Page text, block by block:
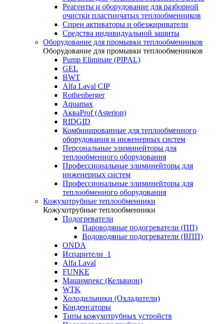
Реагенты и оборудование для разборной
очистки пластинчатых теплообменников
Спреи активаторы и обезжириватели
Средства индивидуальной защиты
Оборудование для промывки теплообменников
Оборудование для промывки теплообменников
Pump Eliminate (PIPAL)
GEL
BWT
Alfa Laval CIP
Rothenberger
Aquamax
АкваProf (Asterion)
RIDGID
Комбинированные для теплообменного
оборудования и инженерных систем
Персональные элиминейторы для
теплообменного оборудования
Профессиональные элиминейторы для
инженерных систем
Профессиональные элиминейторы для
теплообменного оборудования
Кожухотрубные теплообменники
Кожухотрубные теплообменники
Подогреватели
Пароводяные подогреватели (ПП)
Водоводяные подогреватели (ВПП)
ONDA
Испарители_1
Alfa Laval
FUNKE
Машимпекс (Кельвион)
WTK
Холодильники (Охладители)
Конденсаторы
Типы кожухотрубных устройств